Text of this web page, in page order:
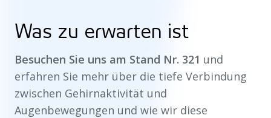
Was zu erwarten ist
Besuchen Sie uns am Stand Nr. 321 und
erfahren Sie mehr über die tiefe Verbindung
zwischen Gehirnaktivität und
Augenbewegungen und wie wir diese